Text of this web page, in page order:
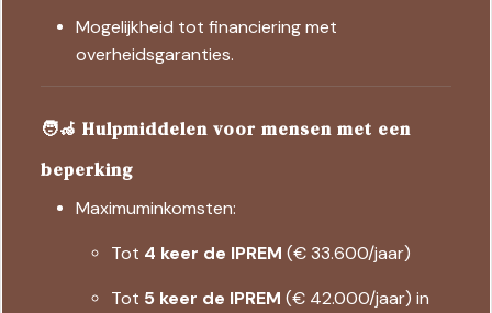
Mogelijkheid tot financiering met
overheidsgaranties.
🧑‍🦽 Hulpmiddelen voor mensen met een
beperking
Maximuminkomsten:
Tot 4 keer de IPREM (€ 33.600/jaar)
Tot 5 keer de IPREM (€ 42.000/jaar) in